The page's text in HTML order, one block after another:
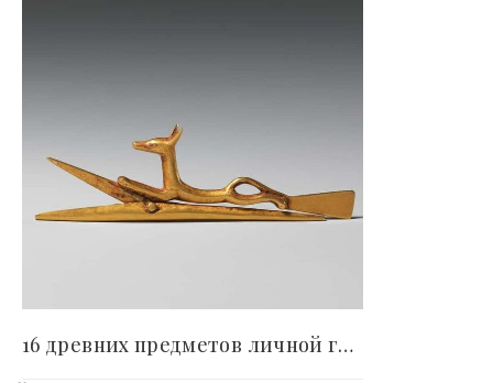
16 древних предметов личной гигиены, которые люди..